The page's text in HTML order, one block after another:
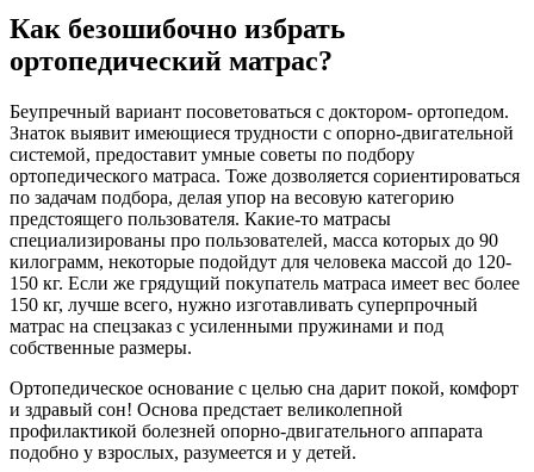
Как безошибочно избрать
ортопедический матрас?
Беупречный вариант посоветоваться с доктором- ортопедом.
Знаток выявит имеющиеся трудности с опорно-двигательной
системой, предоставит умные советы по подбору
ортопедического матраса. Тоже дозволяется сориентироваться
по задачам подбора, делая упор на весовую категорию
предстоящего пользователя. Какие-то матрасы
специализированы про пользователей, масса которых до 90
килограмм, некоторые подойдут для человека массой до 120-
150 кг. Если же грядущий покупатель матраса имеет вес более
150 кг, лучше всего, нужно изготавливать суперпрочный
матрас на спецзаказ с усиленными пружинами и под
собственные размеры.
Ортопедическое основание с целью сна дарит покой, комфорт
и здравый сон! Основа предстает великолепной
профилактикой болезней опорно-двигательного аппарата
подобно у взрослых, разумеется и у детей.